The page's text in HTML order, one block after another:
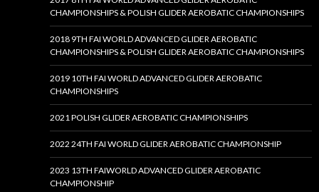
CHAMPIONSHIPS & POLISH GLIDER AEROBATIC CHAMPIONSHIPS
2018 9TH FAI WORLD ADVANCED GLIDER AEROBATIC
CHAMPIONSHIPS & POLISH GLIDER AEROBATIC CHAMPIONSHIPS
2019 10TH FAI WORLD ADVANCED GLIDER AEROBATIC
CHAMPIONSHIPS
2021 POLISH GLIDER AEROBATIC CHAMPIONSHIPS
2022 24TH FAI WORLD GLIDER AEROBATIC CHAMPIONSHIP
2023 13TH FAIWORLD ADVANCED GLIDER AEROBATIC
CHAMPIONSHIP